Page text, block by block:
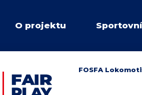
O projektu
FOSFA